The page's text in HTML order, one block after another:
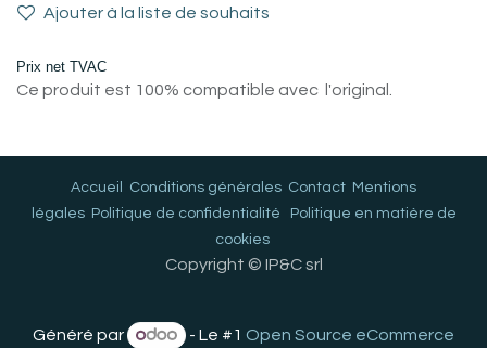
Ajouter à la liste de souhaits
Prix net TVAC
Ce produit est 100% compatible avec l'original.
Accueil Conditions générales Contact Mentions
légales Politique de confidentialité
Politique en matière de
cookies
Copyright © IP&C srl
Généré par - Le #1 Open Source eCommerce